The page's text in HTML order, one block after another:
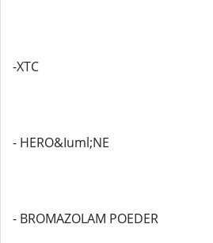
-XTC
- HERO&Iuml;NE
- BROMAZOLAM POEDER